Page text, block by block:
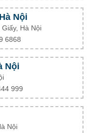
Nội
Hà Nội
6868
Nội
999
Nội